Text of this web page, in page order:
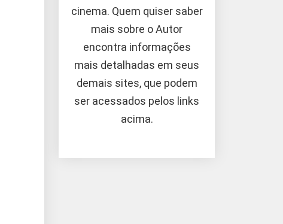
cinema. Quem quiser saber
mais sobre o Autor
encontra informações
mais detalhadas em seus
demais sites, que podem
ser acessados pelos links
acima.